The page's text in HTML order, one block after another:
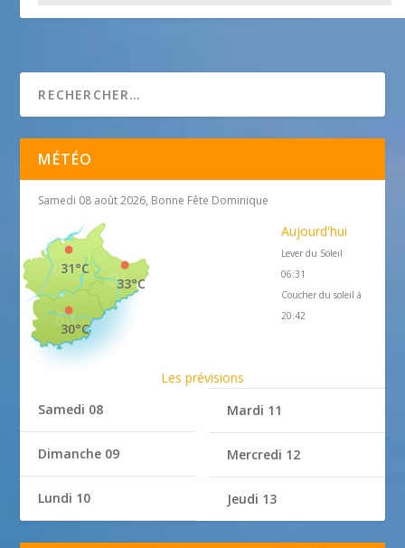
MÉTÉO
Samedi 08 août 2026, Bonne Fête Dominique
33°C
31°C
30°C
Aujourd'hui
Lever du Soleil
06:31
Coucher du soleil à
20:42
Les prévisions
Samedi 08
Dimanche 09
Lundi 10
Mardi 11
Mercredi 12
Jeudi 13